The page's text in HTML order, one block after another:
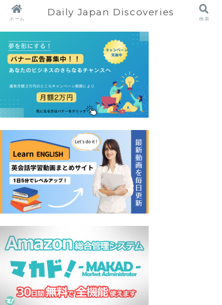
ホーム
Daily Japan Discoveries
検索